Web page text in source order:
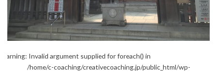
Warning: Invalid argument supplied for foreach() in
/home/c-coaching/creativecoaching.jp/public_html/wp-